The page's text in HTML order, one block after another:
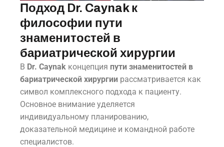
Подход Dr. Caynak к
философии пути
знаменитостей в
бариатрической хирургии
В Dr. Caynak концепция пути знаменитостей в
бариатрической хирургии рассматривается как
символ комплексного подхода к пациенту.
Основное внимание уделяется
индивидуальному планированию,
доказательной медицине и командной работе
специалистов.